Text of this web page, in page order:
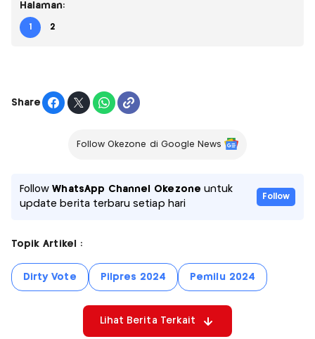
Halaman:
1 2
Share
Follow Okezone di Google News
FollowWhatsApp Channel Okezone untuk
update berita terbaru setiap hari
Follow
Topik Artikel :
Dirty Vote Pilpres 2024 Pemilu 2024
Lihat Berita Terkait